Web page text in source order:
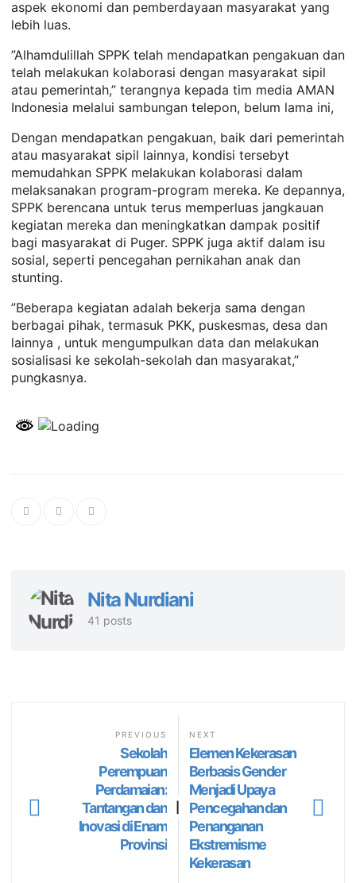
aspek ekonomi dan pemberdayaan masyarakat yang
lebih luas.
”Alhamdulillah SPPK telah mendapatkan pengakuan dan
telah melakukan kolaborasi dengan masyarakat sipil
atau pemerintah,” terangnya kepada tim media AMAN
Indonesia melalui sambungan telepon, belum lama ini,
Dengan mendapatkan pengakuan, baik dari pemerintah
atau masyarakat sipil lainnya, kondisi tersebyt
memudahkan SPPK melakukan kolaborasi dalam
melaksanakan program-program mereka. Ke depannya,
SPPK berencana untuk terus memperluas jangkauan
kegiatan mereka dan meningkatkan dampak positif
bagi masyarakat di Puger. SPPK juga aktif dalam isu
sosial, seperti pencegahan pernikahan anak dan
stunting.
”Beberapa kegiatan adalah bekerja sama dengan
berbagai pihak, termasuk PKK, puskesmas, desa dan
lainnya , untuk mengumpulkan data dan melakukan
sosialisasi ke sekolah-sekolah dan masyarakat,”
pungkasnya.
Nita Nurdiani
41 posts
PREVIOUS
Sekolah
Perempuan
Perdamaian:
Tantangan dan
Inovasi di Enam
Provinsi
NEXT
Elemen Kekerasan
Berbasis Gender
Menjadi Upaya
Pencegahan dan
Penanganan
Ekstremisme
Kekerasan